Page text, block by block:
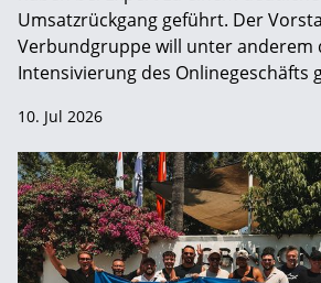
Umsatzrückgang geführt. Der
Verbundgruppe will unter anderem
Intensivierung des Onlinegeschäfts
10. Jul 2026